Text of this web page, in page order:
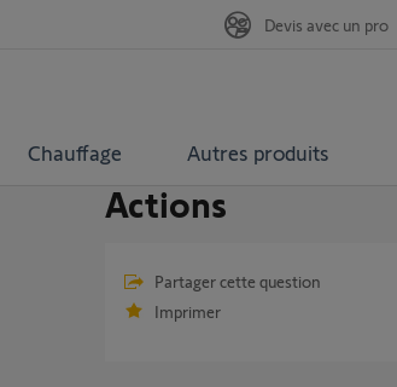
Chauffage Autres produits
Devis avec un pro
Actions
Partager cette question
Imprimer